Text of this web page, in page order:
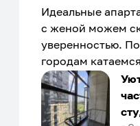
Идеальные
с женой можем
уверенностью.
городам
только в России.
отличном уровне.
апартаментов